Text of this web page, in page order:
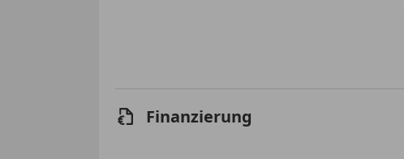
Finanzierung